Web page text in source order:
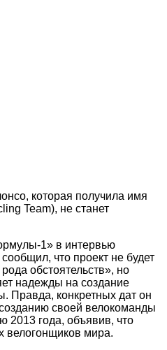
которая получила имя
Team), не станет
1» в интервью
что проект не будет
обстоятельств», но
надежды на создание
Правда, конкретных дат он
своей велокоманды
2013 года, объявив, что
велогонщиков мира.